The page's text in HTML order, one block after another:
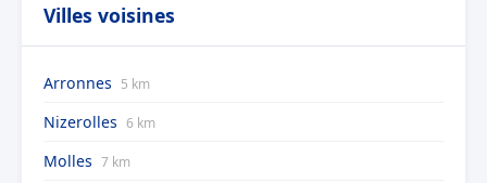
Villes voisines
Arronnes 5 km
Nizerolles 6 km
Molles 7 km